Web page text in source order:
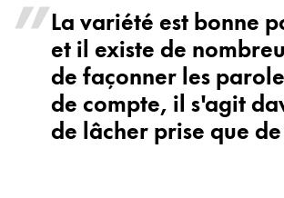
La variété est bonne
et il existe de
de façonner les
de compte, il s'agit
de lâcher prise que